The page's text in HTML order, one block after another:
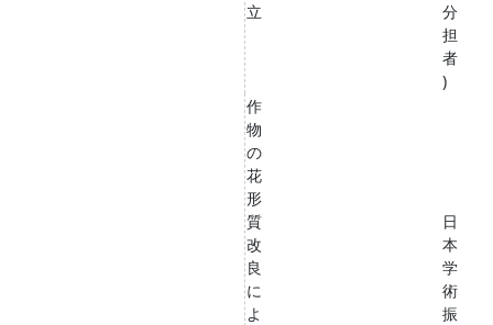
立
分
担
者
)
作
物
の
花
形
質
改
良
に
よ
日
本
学
術
振